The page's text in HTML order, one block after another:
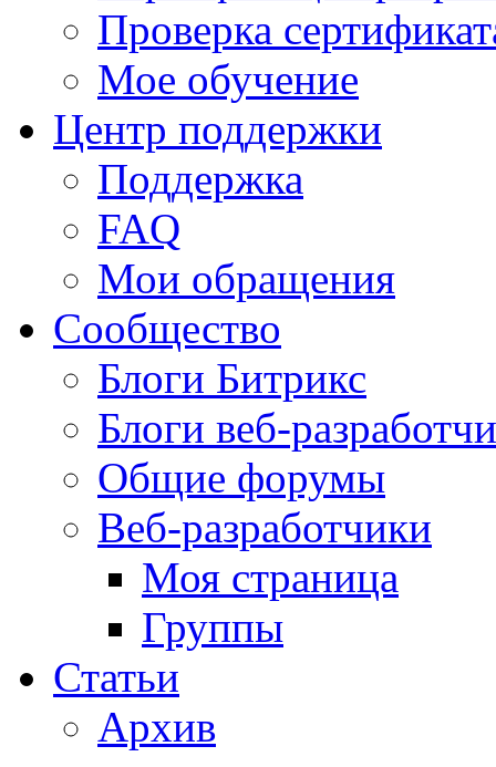
Проверка
Мое обучение
Центр поддержки
Поддержка
FAQ
Мои обращения
Сообщество
Блоги Битрикс
Блоги веб-
Общие форумы
Веб-разработчики
Моя страница
Группы
Статьи
Архив